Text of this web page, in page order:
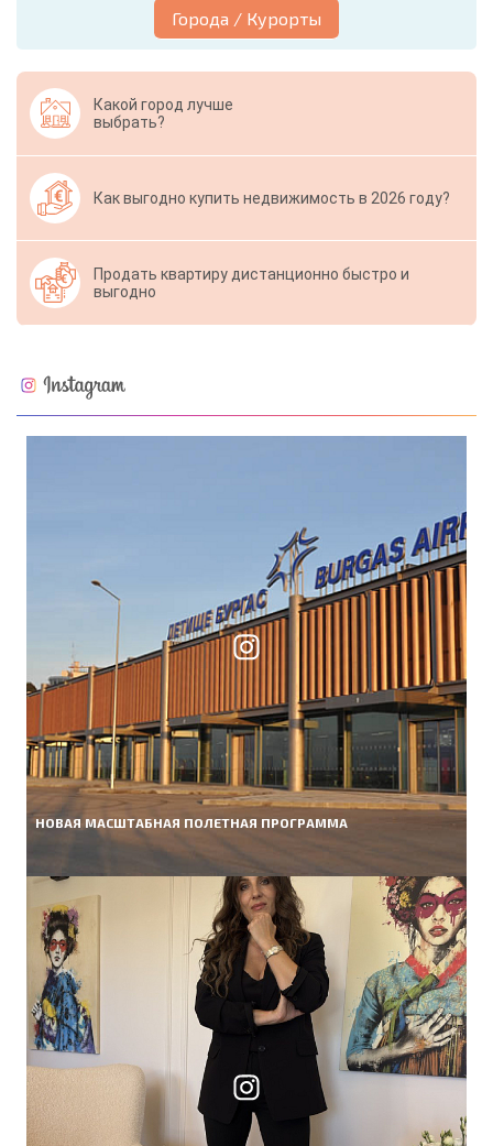
Города / Курорты
Какой город лучше
выбрать?
Как выгодно купить недвижимость в 2026 году?
Продать квартиру дистанционно быстро и
выгодно
НОВАЯ МАСШТАБНАЯ ПОЛЕТНАЯ ПРОГРАММА